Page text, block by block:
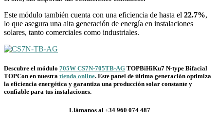
Este módulo también cuenta con una eficiencia de hasta el 22.7%,
lo que asegura una alta generación de energía en instalaciones
solares, tanto comerciales como industriales.
Descubre el módulo 705W CS7N-705TB-AG TOPBiHiKu7 N-type Bifacial
TOPCon en nuestra tienda online. Este panel de última generación optimiza
la eficiencia energética y garantiza una producción solar constante y
confiable para tus instalaciones.
Llámanos al +34 960 074 487